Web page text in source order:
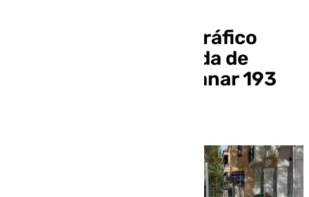
La reordenación del tráfico
alrededor de la Avenida de
Cervantes permite ganar 193